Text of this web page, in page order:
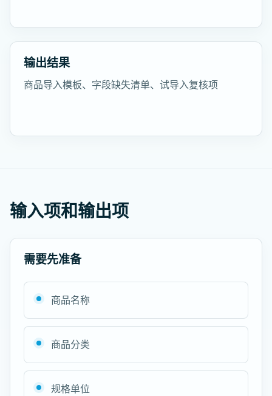
输出结果
商品导入模板、字段缺失清单、试导入复核项
输入项和输出项
需要先准备
商品名称
商品分类
规格单位